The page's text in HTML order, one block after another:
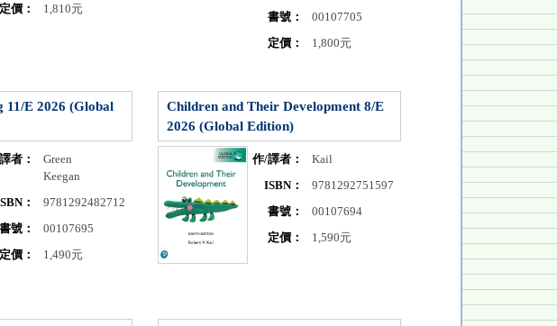
定價：
1,810元
書號：
00107705
定價：
1,800元
E 2026 (Global
者：
Green
Keegan
：
9781292482712
書號：
00107695
定價：
1,490元
Children and Their Development 8/E
2026 (Global Edition)
作/譯者：
Kail
ISBN：
9781292751597
書號：
00107694
定價：
1,590元